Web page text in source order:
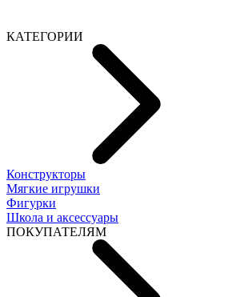
КАТЕГОРИИ
Конструкторы
Мягкие игрушки
Фигурки
Школа и аксессуары
ПОКУПАТЕЛЯМ